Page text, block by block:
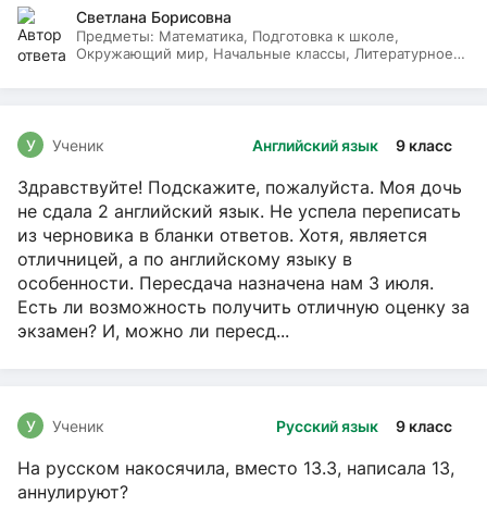
Светлана Борисовна
Предметы: Математика, Подготовка к школе,
Окружающий мир, Начальные классы, Литературное
Английский язык 9 класс
У Ученик
Здравствуйте! Подскажите, пожалуйста. Моя дочь
не сдала 2 английский язык. Не успела переписать
из черновика в бланки ответов. Хотя, является
отличницей, а по английскому языку в
особенности. Пересдача назначена нам 3 июля.
Есть ли возможность получить отличную оценку за
экзамен? И, можно ли пересд...
Русский язык 9 класс
У Ученик
На русском накосячила, вместо 13.3, написала 13,
аннулируют?